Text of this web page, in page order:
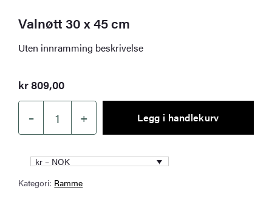
Valnøtt 30 x 45 cm
Uten innramming beskrivelse
kr809,00
–
cm
+ Legg i handlekurv
kr – NOK
Kategori: Ramme